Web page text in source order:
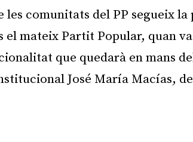
les comunitats del PP segueix
el mateix Partit Popular, quan
que quedarà en mans
José María Macías,